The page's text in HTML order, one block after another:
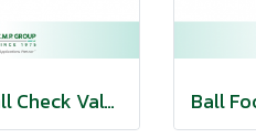
True Union Ball Check Valve 1/2” -2” | ยูเนี่ยนเช็ควาล์วแบบบอล